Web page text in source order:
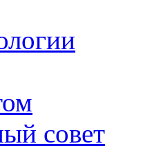
совет